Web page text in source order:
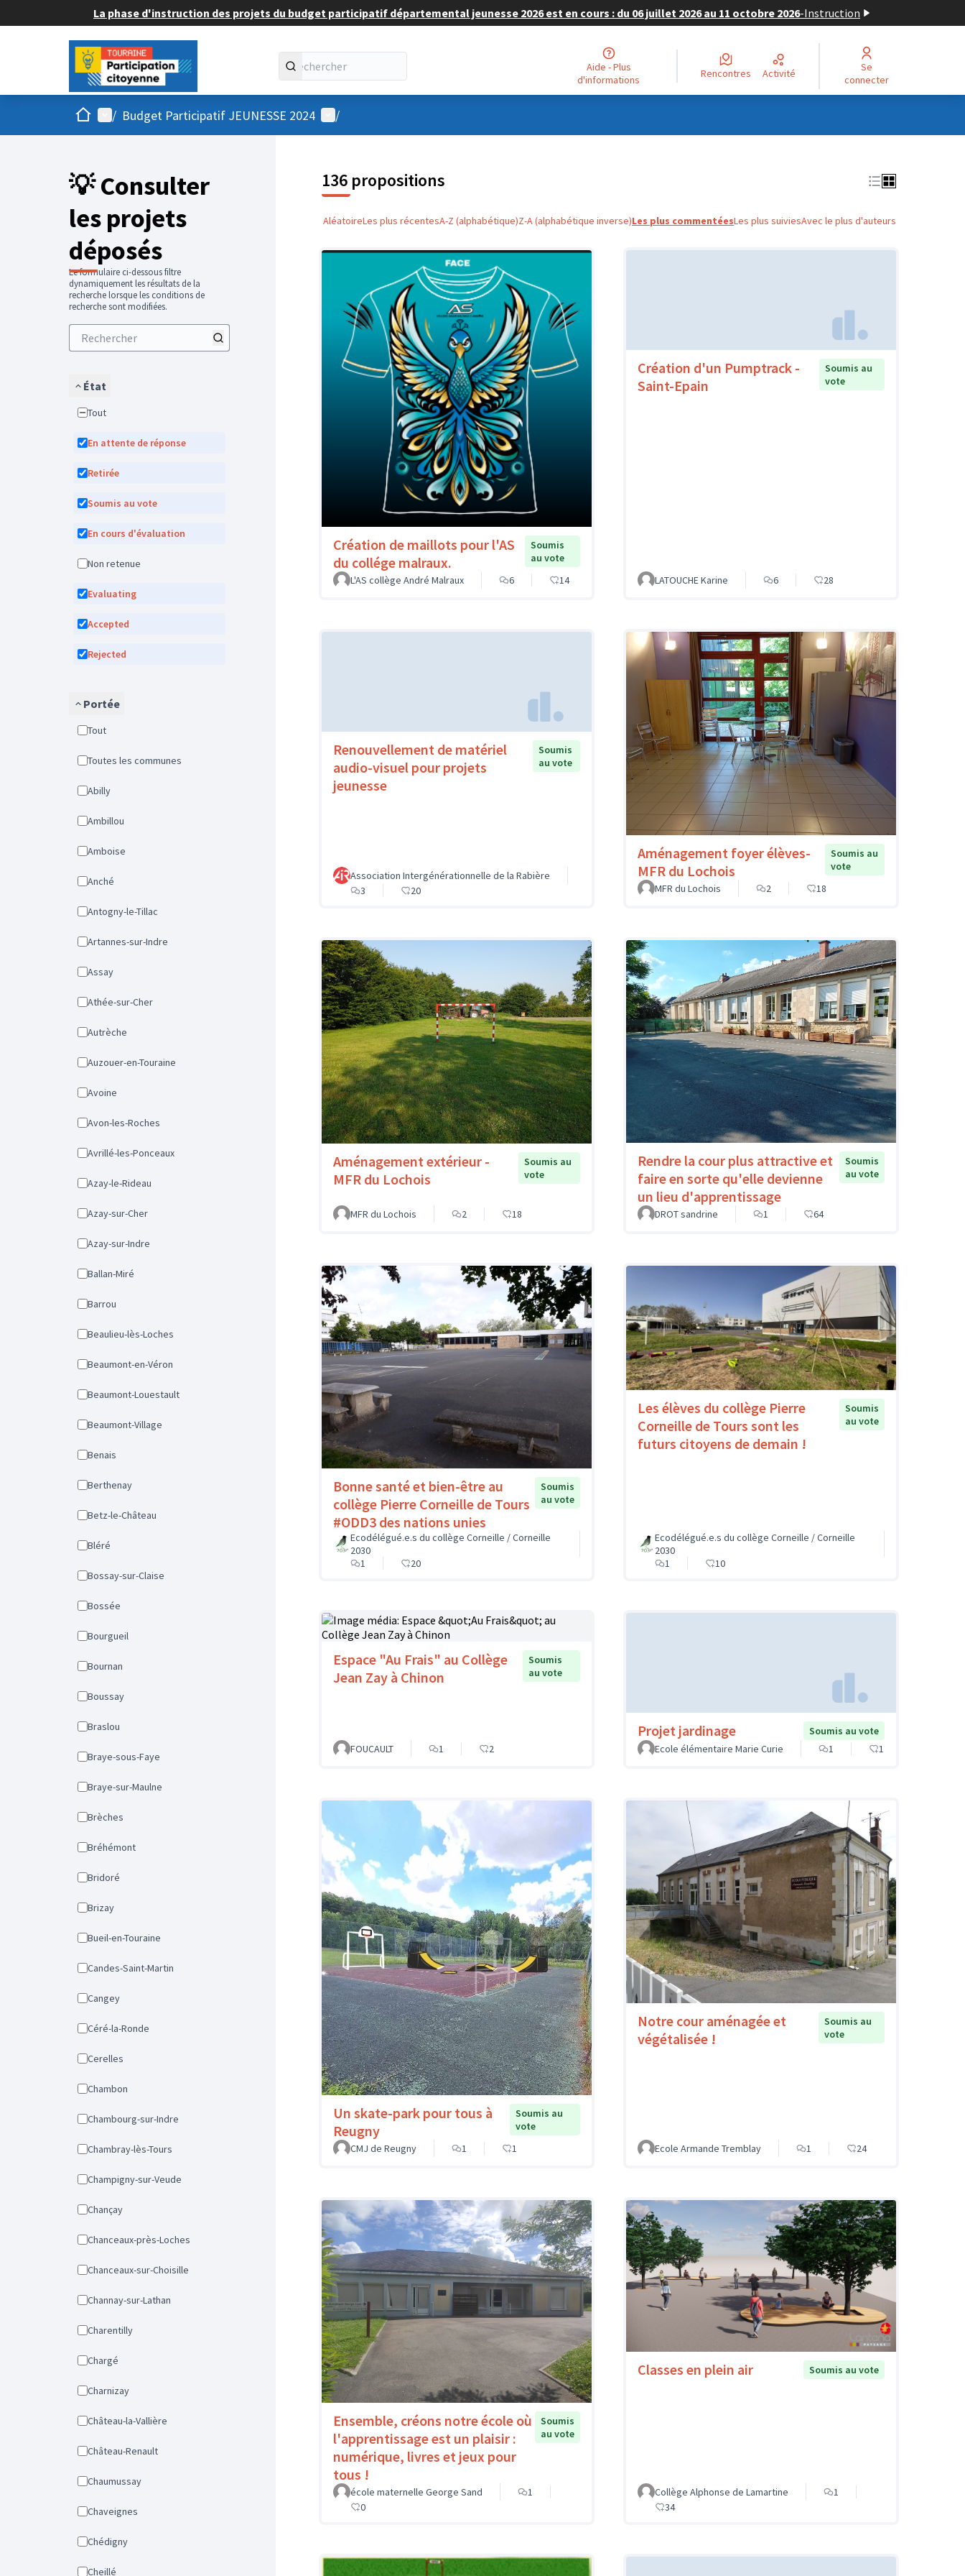
La phase d'instruction des projets du budget participatif départemental jeunesse 2026 est en cours : du 06 juillet 2026 au 11 octobre 2026-Instruction
Aide - Plus
d'informations
Rencontres Activité
Se
connecter
AccueilMenu principal
/ Budget Participatif JEUNESSE 2024 Menu utilisateur
/
💡 Consulter
les projets
déposés
Le formulaire ci-dessous filtre
dynamiquement les résultats de la
recherche lorsque les conditions de
recherche sont modifiées.
État
Tout
En attente de réponse
Retirée
Soumis au vote
En cours d'évaluation
Non retenue
Evaluating
Accepted
Rejected
Portée
Tout
Toutes les communes
Abilly
Ambillou
Amboise
Anché
Antogny-le-Tillac
Artannes-sur-Indre
Assay
Athée-sur-Cher
Autrèche
Auzouer-en-Touraine
Avoine
Avon-les-Roches
Avrillé-les-Ponceaux
Azay-le-Rideau
Azay-sur-Cher
Azay-sur-Indre
Ballan-Miré
Barrou
Beaulieu-lès-Loches
Beaumont-en-Véron
Beaumont-Louestault
Beaumont-Village
Benais
Berthenay
Betz-le-Château
Bléré
Bossay-sur-Claise
Bossée
Bourgueil
Bournan
Boussay
Braslou
Braye-sous-Faye
Braye-sur-Maulne
Brèches
Bréhémont
Bridoré
Brizay
Bueil-en-Touraine
Candes-Saint-Martin
Cangey
Céré-la-Ronde
Cerelles
Chambon
Chambourg-sur-Indre
Chambray-lès-Tours
Champigny-sur-Veude
Chançay
Chanceaux-près-Loches
Chanceaux-sur-Choisille
Channay-sur-Lathan
Charentilly
Chargé
Charnizay
Château-la-Vallière
Château-Renault
Chaumussay
Chaveignes
Chédigny
Cheillé
136 propositions
AléatoireLes plus récentesA-Z (alphabétique)Z-A (alphabétique inverse)Les plus commentéesLes plus suiviesAvec le plus d'auteurs
Création de maillots pour l'AS
du collége malraux.
Soumis
au vote
L'AS collège André Malraux
6 14
Création d'un Pumptrack -
Saint-Epain
Soumis au
vote
LATOUCHE Karine 6 28
Renouvellement de matériel
audio-visuel pour projets
jeunesse
Soumis
au vote
Association Intergénérationnelle de la Rabière
3
20
Aménagement foyer élèves-
MFR du Lochois
Soumis au
vote
MFR du Lochois
2 18
Aménagement extérieur -
MFR du Lochois
Soumis au
vote
MFR du Lochois 2 18
Rendre la cour plus attractive et
faire en sorte qu'elle devienne
un lieu d'apprentissage
Soumis
au vote
DROT sandrine 1 64
Bonne santé et bien-être au
collège Pierre Corneille de Tours
#ODD3 des nations unies
Soumis
au vote
Ecodélégué.e.s du collège Corneille / Corneille
2030
1
20
Les élèves du collège Pierre
Corneille de Tours sont les
futurs citoyens de demain !
Soumis
au vote
Ecodélégué.e.s du collège Corneille / Corneille
2030
1
10
Espace "Au Frais" au Collège
Jean Zay à Chinon
Soumis
au vote
FOUCAULT 1 2
Projet jardinage
Soumis au vote
Ecole élémentaire Marie Curie
1 1
Un skate-park pour tous à
Reugny
Soumis au
vote
CMJ de Reugny
1 1
Notre cour aménagée et
végétalisée !
Soumis au
vote
Ecole Armande Tremblay 1 24
Ensemble, créons notre école où
l'apprentissage est un plaisir :
numérique, livres et jeux pour
tous !
Soumis
au vote
école maternelle George Sand
1
0
Classes en plein air Soumis au vote
Collège Alphonse de Lamartine
1
34